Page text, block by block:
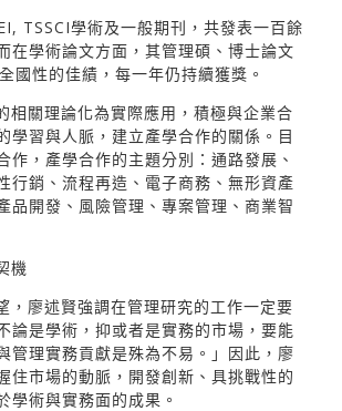
TSSCI學術及一般期刊，共發表一百餘
在學術論文方面，其管理碩、博士論文
國性的佳績，每一年仍持續獲獎。
相關理論化為實際應用，積極與企業合
學習與人脈，建立產學合作的關係。目
作，產學合作的主題分別：通路發展、
行銷、流程再造、電子商務、無形資產
品開發、風險管理、專案管理、商業智
機
，廖述賢強調在管理研究的工作一定要
論是學術，抑或者是實務的市場，要能
管理實務貢獻是殊為不易。」因此，廖
住市場的動脈，開發創新、具挑戰性的
學術與實務面的成果。